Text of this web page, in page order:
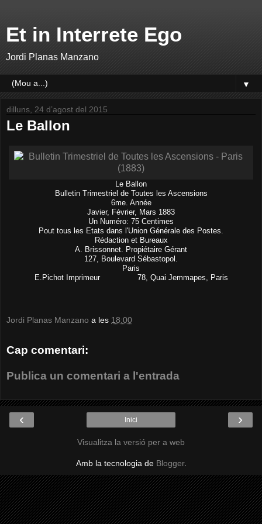
Et in Interrete Ego
Jordi Planas Manzano
▼
dilluns, 24 d’agost del 2015
Le Ballon
Le Ballon
Bulletin Trimestriel de Toutes les Ascensions
6me. Année
Javier, Février, Mars 1883
Un Numéro: 75 Centimes
Pout tous les Etats dans l'Union Générale des Postes.
Rédaction et Bureaux
A. Brissonnet. Propiétaire Gérant
127, Boulevard Sébastopol.
Paris
E.Pichot Imprimeur 78, Quai Jemmapes, Paris
Jordi Planas Manzano a les 18:00
Cap comentari:
Publica un comentari a l'entrada
‹ ›
Inici
Visualitza la versió per a web
Amb la tecnologia de Blogger.